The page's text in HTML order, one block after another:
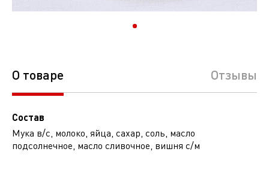
О товаре Отзывы
Состав
Мука в/с, молоко, яйца, сахар, соль, масло
подсолнечное, масло сливочное, вишня с/м